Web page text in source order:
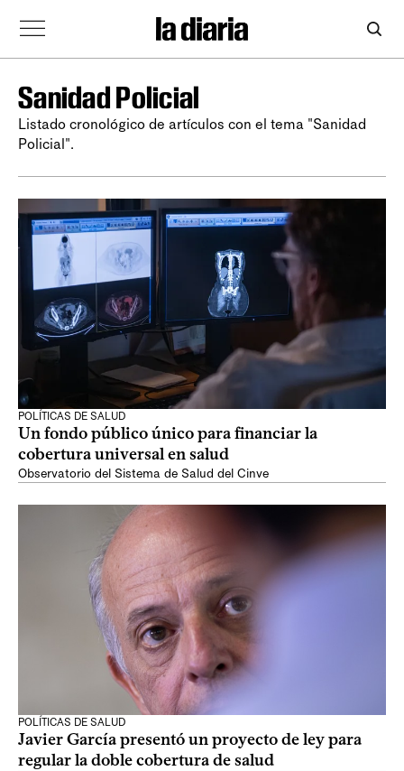
Sanidad Policial
Listado cronológico de artículos con el tema "Sanidad
Policial".
POLÍTICAS DE SALUD
Un fondo público único para financiar la
cobertura universal en salud
Observatorio del Sistema de Salud del Cinve
POLÍTICAS DE SALUD
Javier García presentó un proyecto de ley para
regular la doble cobertura de salud